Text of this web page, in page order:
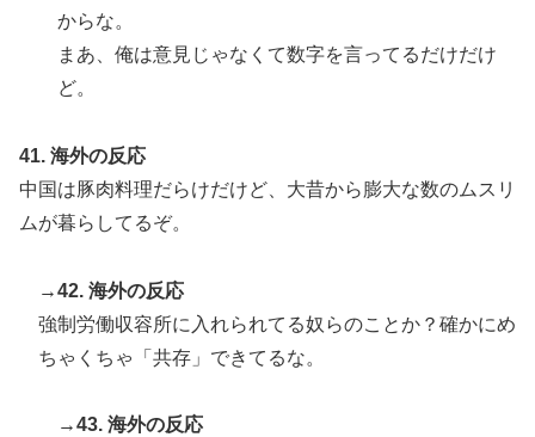
からな。
まあ、俺は意見じゃなくて数字を言ってるだけだけ
ど。
41. 海外の反応
中国は豚肉料理だらけだけど、大昔から膨大な数のムスリ
ムが暮らしてるぞ。
→42. 海外の反応
強制労働収容所に入れられてる奴らのことか？確かにめ
ちゃくちゃ「共存」できてるな。
→43. 海外の反応